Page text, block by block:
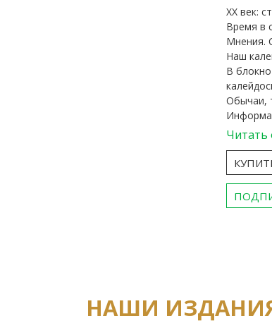
ХХ век:
Время в
Мнения.
Наш
В
Обычаи,
Читать
НАШИ